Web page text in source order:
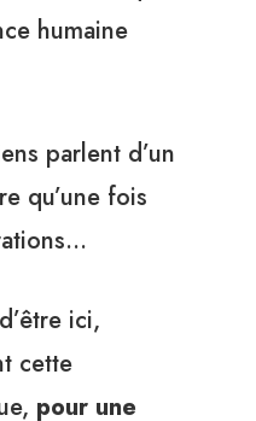
humaine
parlent d’un
qu’une fois
ici,
cette
pour une